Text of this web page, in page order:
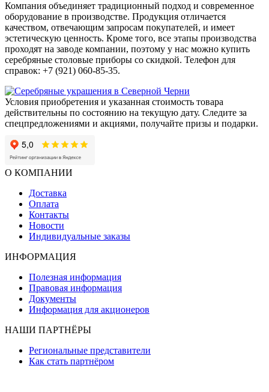
Компания объединяет традиционный подход и современное
оборудование в производстве. Продукция отличается
качеством, отвечающим запросам покупателей, и имеет
эстетическую ценность. Кроме того, все этапы производства
проходят на заводе компании, поэтому у нас можно купить
серебряные столовые приборы со скидкой. Телефон для
справок: +7 (921) 060-85-35.
Условия приобретения и указанная стоимость товара
действительны по состоянию на текущую дату. Следите за
спецпредложениями и акциями, получайте призы и подарки.
О КОМПАНИИ
Доставка
Оплата
Контакты
Новости
Индивидуальные заказы
ИНФОРМАЦИЯ
Полезная информация
Правовая информация
Документы
Информация для акционеров
НАШИ ПАРТНЁРЫ
Региональные представители
Как стать партнёром